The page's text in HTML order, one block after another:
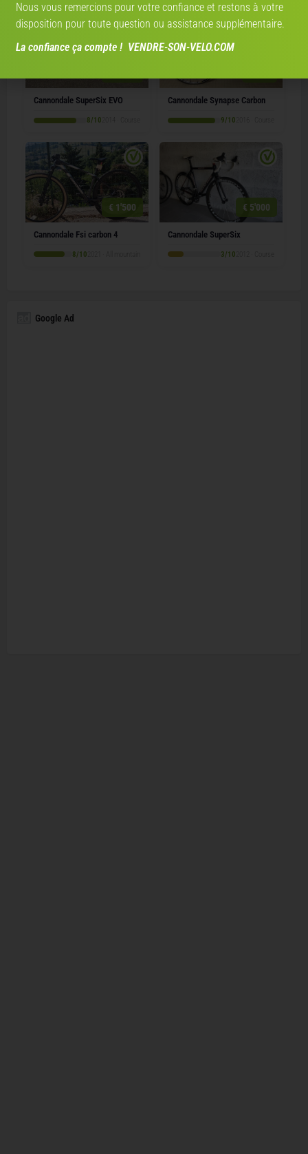
Cannondale SuperSix EVO
8/10
Cannondale Synapse Carbon
9/10
€ 1'500
Cannondale Fsi carbon 4
8/10
€ 5'000
Cannondale SuperSix
3/10
Google Ad
Nous vous remercions pour votre confiance et restons à votre
disposition pour toute question ou assistance supplémentaire.
La confiance ça compte ! VENDRE-SON-VELO.COM